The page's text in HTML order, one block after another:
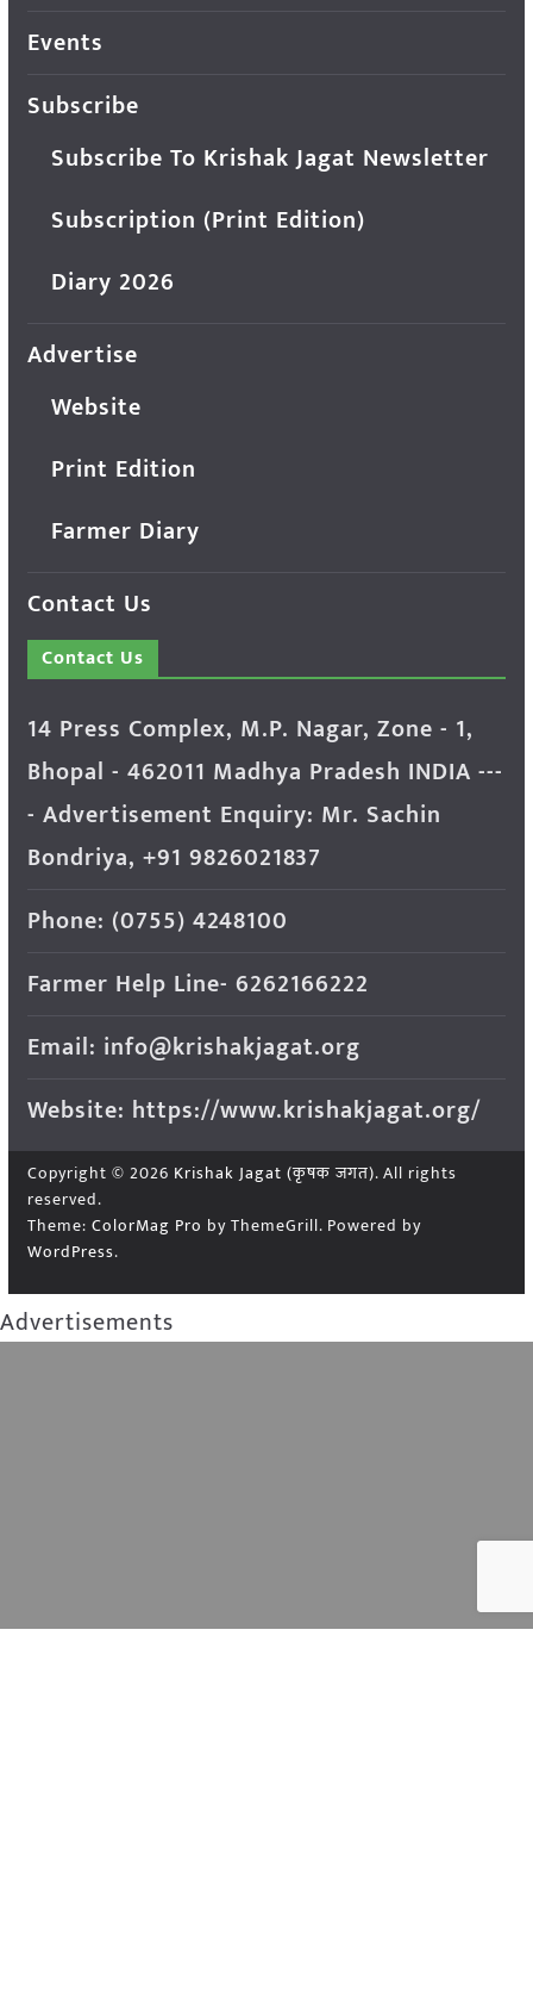
Events
Subscribe
Subscribe To Krishak Jagat Newsletter
Subscription (Print Edition)
Diary 2026
Advertise
Website
Print Edition
Farmer Diary
Contact Us
Contact Us
14 Press Complex, M.P. Nagar, Zone - 1,
Bhopal - 462011 Madhya Pradesh INDIA ---
- Advertisement Enquiry: Mr. Sachin
Bondriya, +91 9826021837
Phone: (0755) 4248100
Farmer Help Line- 6262166222
Email: info@krishakjagat.org
Website: https://www.krishakjagat.org/
Copyright © 2026 Krishak Jagat (कृषक जगत). All rights
reserved.
Theme: ColorMag Pro by ThemeGrill. Powered by
WordPress.
Advertisements